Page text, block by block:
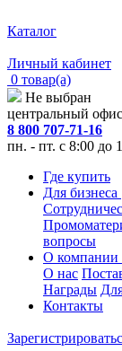
Каталог
Личный кабинет
0 товар(а)
Не выбран
центральный
8 800 707-71-16
пн. - пт. с 8:00 до
Где купить
Для бизнеса
вопросы
О компании
О нас
Награды
Контакты